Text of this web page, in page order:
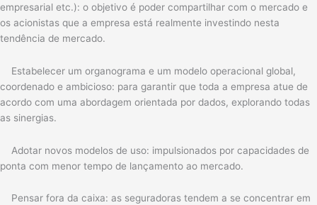
empresarial etc.): o objetivo é poder compartilhar com o mercado e
os acionistas que a empresa está realmente investindo nesta
tendência de mercado.
Estabelecer um organograma e um modelo operacional global,
coordenado e ambicioso: para garantir que toda a empresa atue de
acordo com uma abordagem orientada por dados, explorando todas
as sinergias.
Adotar novos modelos de uso: impulsionados por capacidades de
ponta com menor tempo de lançamento ao mercado.
Pensar fora da caixa: as seguradoras tendem a se concentrar em